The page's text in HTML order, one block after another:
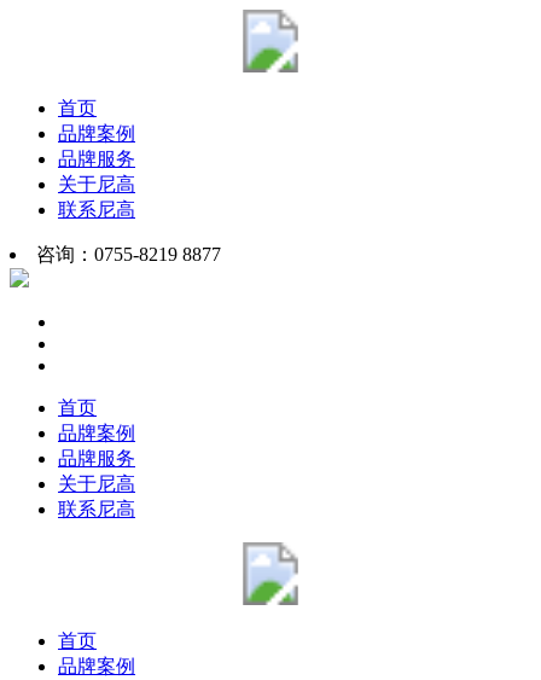
首页
品牌案例
品牌服务
关于尼高
联系尼高
咨询：0755-8219 8877
首页
品牌案例
品牌服务
关于尼高
联系尼高
首页
品牌案例